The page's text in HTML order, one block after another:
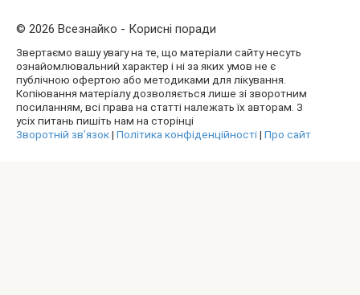
© 2026 Всезнайко - Корисні поради
Звертаємо вашу увагу на те, що матеріали сайту несуть
ознайомлювальний характер і ні за яких умов не є
публічною офертою або методиками для лікування.
Копіювання матеріалу дозволяється лише зі зворотним
посиланням, всі права на статті належать їх авторам. З
усіх питань пишіть нам на сторінці
Зворотній зв’язок| Політика конфіденційності| Про сайт